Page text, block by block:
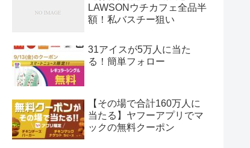
LAWSONウチカフェ全品半
額！私バスチー狙い
31アイスが5万人に当た
る！簡単フォロー
【その場で合計160万人に
当たる】ヤフーアプリでマ
ックの無料クーポン